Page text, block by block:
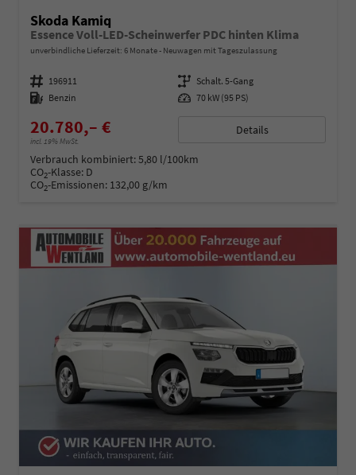
Skoda Kamiq
Essence Voll-LED-Scheinwerfer PDC hinten Klima
unverbindliche Lieferzeit: 6 Monate Neuwagen mit Tageszulassung
Fahrzeugnummer 196911 Getriebe Schalt. 5-Gang
Kraftstoff Benzin Leistung 70 kW (95 PS)
20.780,– €
incl. 19% MwSt.
Details
Verbrauch kombiniert:5,80 l/100km
CO2-Klasse: D
CO2-Emissionen: 132,00 g/km